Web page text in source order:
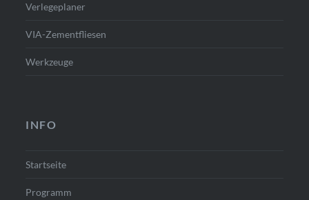
Verlegeplaner
VIA-Zementfliesen
Werkzeuge
INFO
Startseite
Programm